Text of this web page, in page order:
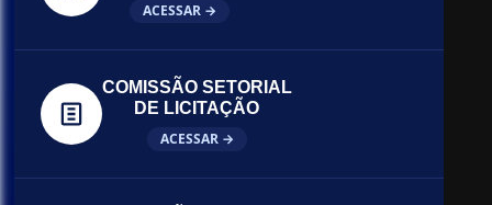
ACESSAR →
COMISSÃO SETORIAL
DE LICITAÇÃO
ACESSAR →